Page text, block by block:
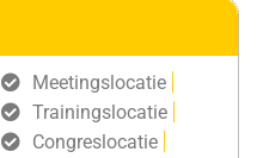
Meetingslocatie
Trainingslocatie
Congreslocatie